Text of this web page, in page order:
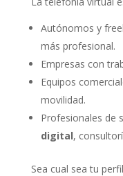
Autónomos y
más profesional.
Empresas con
Equipos
movilidad.
Profesionales de
digital,
Sea cual sea tu